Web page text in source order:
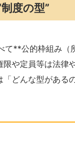
度の型”
て**公的枠組み（
や定員等は法律
どんな型がある